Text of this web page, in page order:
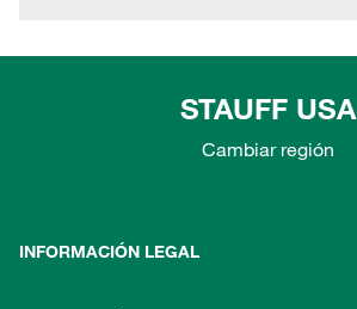
STAUFF USA
Cambiar región
INFORMACIÓN LEGAL